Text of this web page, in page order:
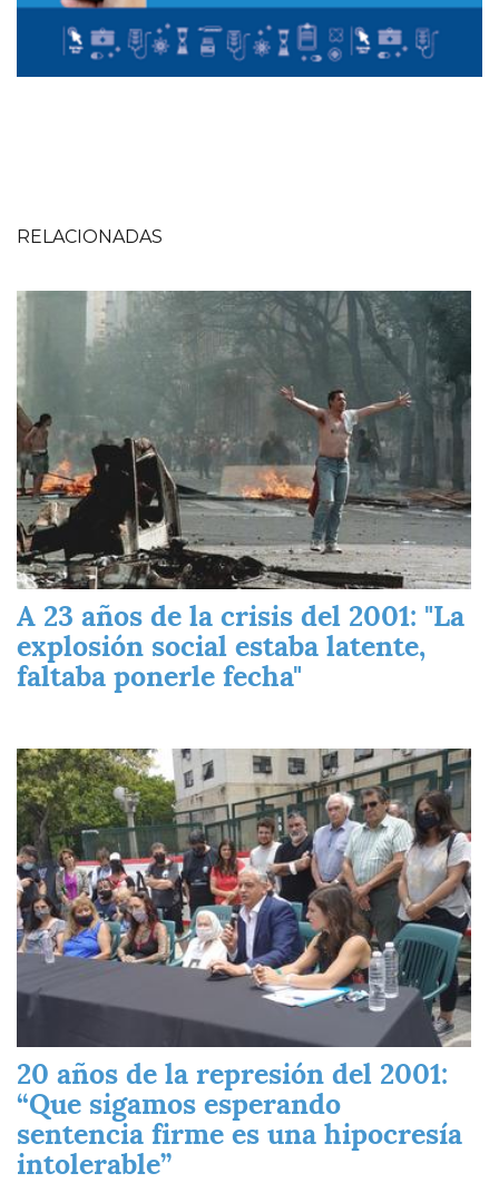
RELACIONADAS
Imagen
A 23 años de la crisis del 2001: "La
explosión social estaba latente,
faltaba ponerle fecha"
Imagen
20 años de la represión del 2001:
“Que sigamos esperando
sentencia firme es una hipocresía
intolerable”